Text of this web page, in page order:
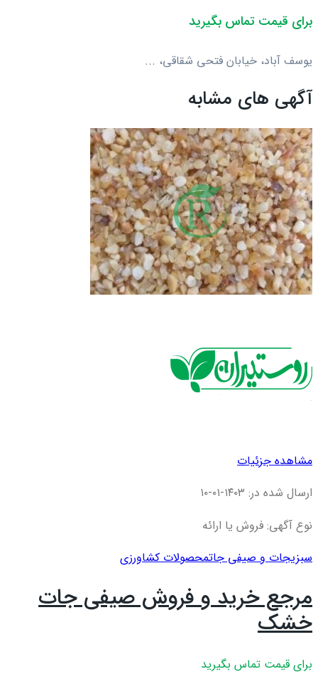
برای قیمت تماس بگیرید
یوسف آباد، خیابان فتحی شقاقی، ...
آگهی های مشابه
مشاهده جزئیات
ارسال شده در: ۱۴۰۳-۰۱-۱۰
نوع آگهی: فروش یا ارائه
سبزیجات و صیفی جاتمحصولات کشاورزی
مرجع خرید و فروش صیفی جات
خشک
برای قیمت تماس بگیرید